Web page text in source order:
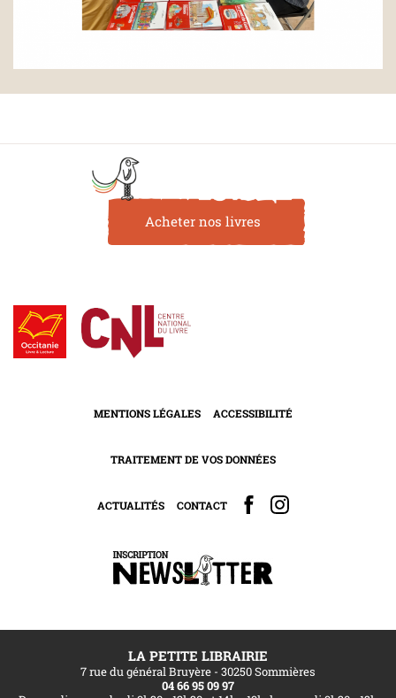
Acheter nos livres
MENTIONS LÉGALES ACCESSIBILITÉ
TRAITEMENT DE VOS DONNÉES
ACTUALITÉS CONTACT
LA PETITE LIBRAIRIE
7 rue du général Bruyère - 30250 Sommières
04 66 95 09 97